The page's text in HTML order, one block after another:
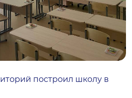
построил школу в